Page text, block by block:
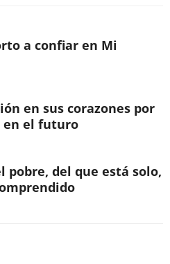
a confiar en Mi
en sus corazones por
en el futuro
pobre, del que está solo,